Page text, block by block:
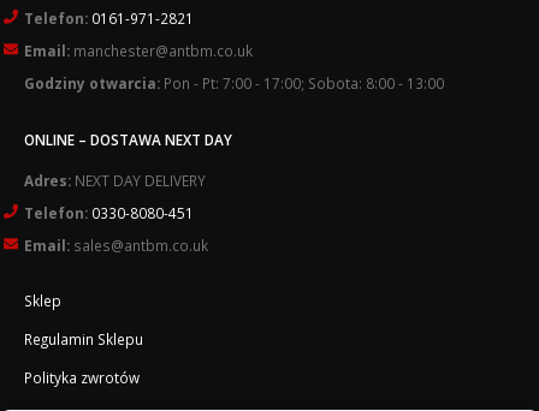
Telefon: 0161-971-2821
Email: manchester@antbm.co.uk
Godziny otwarcia: Pon - Pt: 7:00 - 17:00; Sobota: 8:00 - 13:00
ONLINE – DOSTAWA NEXT DAY
Adres: NEXT DAY DELIVERY
Telefon: 0330-8080-451
Email: sales@antbm.co.uk
Sklep
Regulamin Sklepu
Polityka zwrotów